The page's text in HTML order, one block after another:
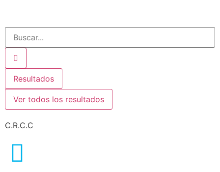
Resultados
Ver todos los resultados
C.R.C.C